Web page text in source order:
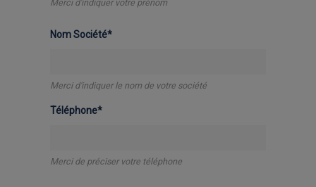
Merci d'indiquer votre prénom
Nom Société*
Merci d'indiquer le nom de votre société
Téléphone*
Merci de préciser votre téléphone